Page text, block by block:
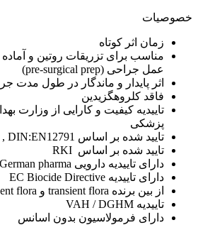
خصوصیات
زمان اثر کوتاه
مناسب برای تزریقات روتین و
عمل جراحی (pre-surgical prep)
اثر پایدار و ماندگار در طول مدت
فاقد کلروهگزیدین
تاییدیه کیفیت و کارایی از وزارت
پزشکی
تایید شده بر اساس DIN: EN1500 , DIN:EN12791
تایید شده بر اساس RKI
دارای تاییدیه دارویی German pharma
دارای تاییدیه EC Biocide Directive
از بین برنده transient flora و resident flora
تاییدیه VAH / DGHM
دارای فرمولاسیون بدون اسانس